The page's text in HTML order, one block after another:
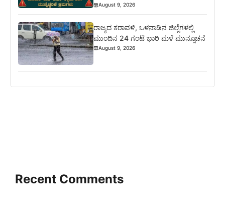
August 9, 2026
ರಾಜ್ಯದ ಕರಾವಳಿ, ಒಳನಾಡಿನ ಜಿಲ್ಲೆಗಳಲ್ಲಿ
ಮುಂದಿನ 24 ಗಂಟೆ ಭಾರಿ ಮಳೆ ಮುನ್ಸೂಚನೆ
August 9, 2026
Recent Comments